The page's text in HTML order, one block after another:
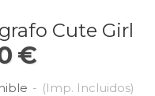
Cute Girl
€
- (Imp. Incluidos)